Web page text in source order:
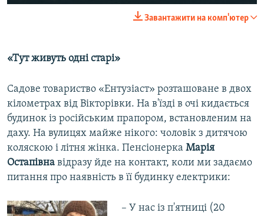
Завантажити на комп'ютер
«Тут живуть одні старі»
Садове товариство «Ентузіаст» розташоване в двох
кілометрах від Вікторівки. На в'їзді в очі кидається
будинок із російським прапором, встановленим на
даху. На вулицях майже нікого: чоловік з дитячою
коляскою і літня жінка. Пенсіонерка Марія
Остапівна відразу йде на контакт, коли ми задаємо
питання про наявність в її будинку електрики:
– У нас із п'ятниці (20